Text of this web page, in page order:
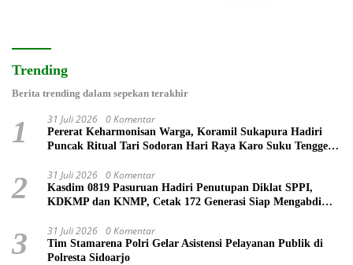
Trending
Berita trending dalam sepekan terakhir
1 31 Juli 2026 0 Komentar
Pererat Keharmonisan Warga, Koramil Sukapura Hadiri
Puncak Ritual Tari Sodoran Hari Raya Karo Suku Tengger
2 31 Juli 2026 0 Komentar
Kasdim 0819 Pasuruan Hadiri Penutupan Diklat SPPI,
KDKMP dan KNMP, Cetak 172 Generasi Siap Mengabdi
3 31 Juli 2026 0 Komentar
Tim Stamarena Polri Gelar Asistensi Pelayanan Publik di
Polresta Sidoarjo